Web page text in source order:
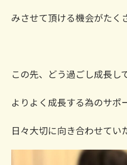
みさせて頂ける機会がたく
この先、どう過ごし成長し
よりよく成長する為のサポ
日々大切に向き合わせてい